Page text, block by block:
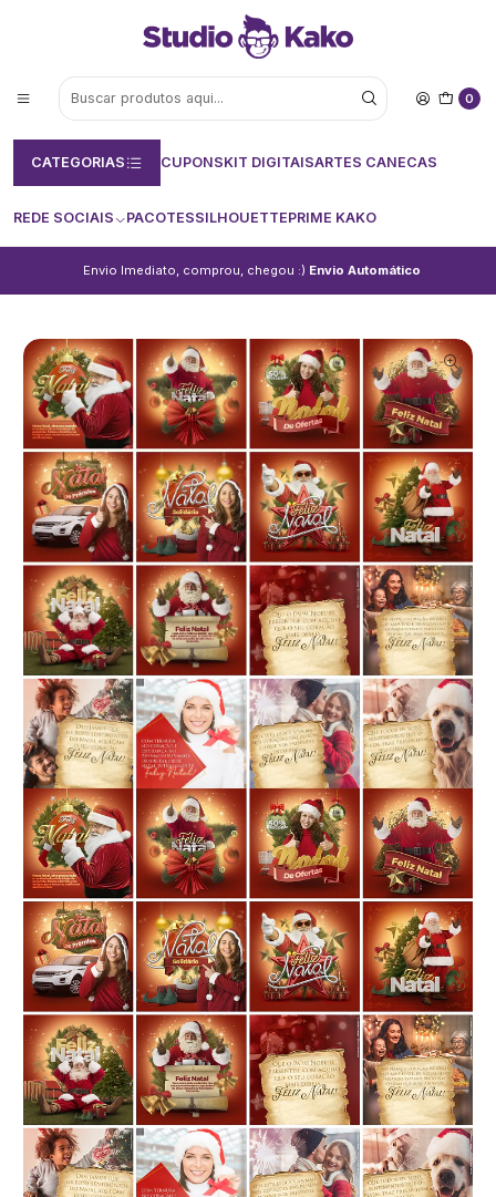
0
CATEGORIAS CUPONSKIT DIGITAISARTES CANECAS
REDE SOCIAIS PACOTESSILHOUETTEPRIME KAKO
Envio Imediato, comprou, chegou :) Envio Automático